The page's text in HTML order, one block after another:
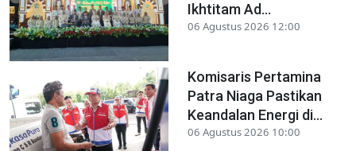
Ikhtitam Ad...
06 Agustus 2026 12:00
Komisaris Pertamina
Patra Niaga Pastikan
Keandalan Energi di...
06 Agustus 2026 10:00